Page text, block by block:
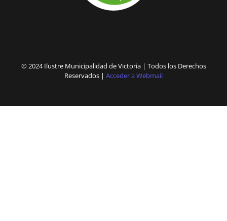
© 2024 Ilustre Municipalidad de Victoria | Todos los Derechos
Reservados | Acceder a Webmail